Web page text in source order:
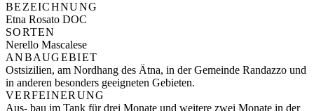
BEZEICHNUNG
Etna Rosato DOC
SORTEN
Nerello Mascalese
ANBAUGEBIET
Ostsizilien, am Nordhang des Ätna, in der Gemeinde Randazzo und
in anderen besonders geeigneten Gebieten.
VERFEINERUNG
Aus- bau im Tank für drei Monate und weitere zwei Monate in der